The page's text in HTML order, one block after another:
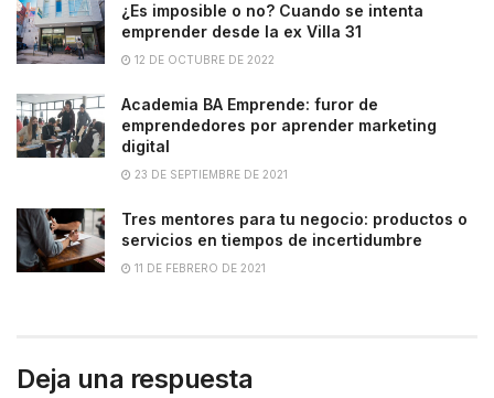
¿Es imposible o no? Cuando se intenta
emprender desde la ex Villa 31
12 DE OCTUBRE DE 2022
Academia BA Emprende: furor de
emprendedores por aprender marketing
digital
23 DE SEPTIEMBRE DE 2021
Tres mentores para tu negocio: productos o
servicios en tiempos de incertidumbre
11 DE FEBRERO DE 2021
Deja una respuesta